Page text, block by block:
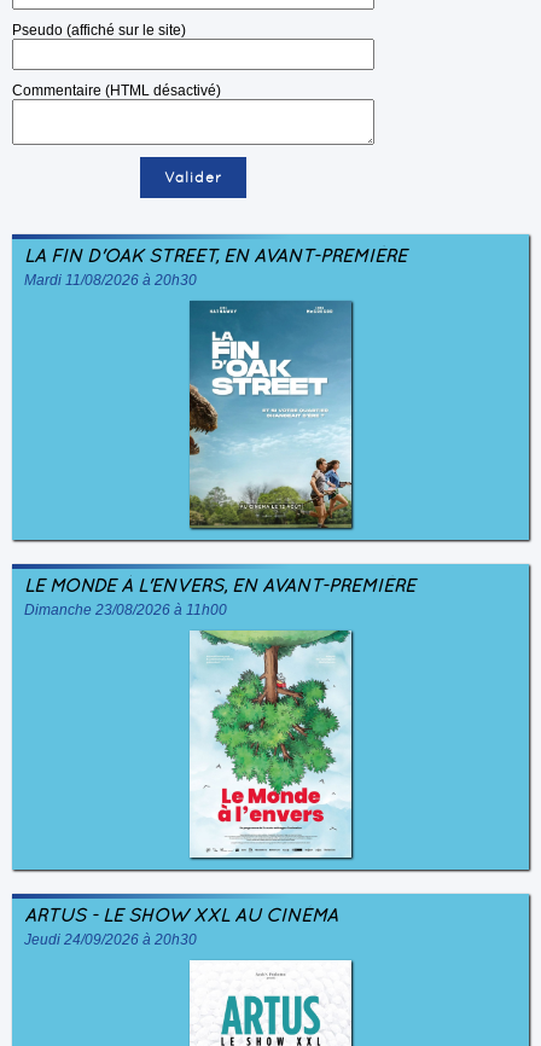
Pseudo (affiché sur le site)
Commentaire (HTML désactivé)
LA FIN D'OAK STREET, EN AVANT-PREMIÈRE
Mardi 11/08/2026 à 20h30
LE MONDE À L'ENVERS, EN AVANT-PREMIÈRE
Dimanche 23/08/2026 à 11h00
ARTUS - LE SHOW XXL AU CINÉMA
Jeudi 24/09/2026 à 20h30